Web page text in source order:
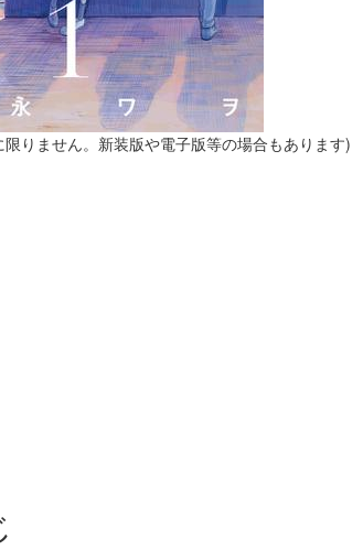
りません。新装版や電子版等の場合もあります)